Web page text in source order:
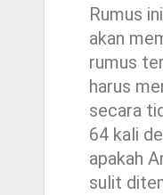
Rumus
akan
rumus
harus
secara
64 kali
apakah
sulit